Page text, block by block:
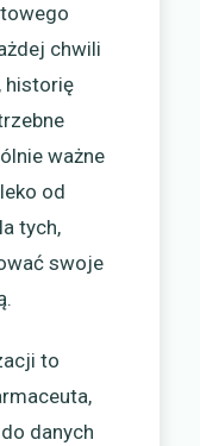
chwili
historię
ważne
od
tych,
swoje
to
danych